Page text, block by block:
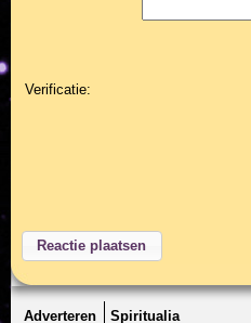
Verificatie:
Adverteren Spiritualia